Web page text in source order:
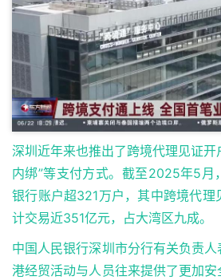
深圳近年来也推出了跨境代理见证开
内绑”等支付方式。截至2025年5月
银行账户超321万户，其中跨境代理
计交易近351亿元，占大湾区九成。
中国人民银行深圳市分行有关负责
港经贸活动与人员往来提供了更加